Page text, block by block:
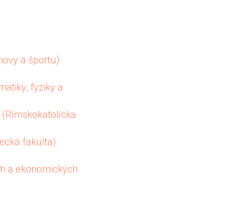
a športu)
fyziky a
(Rímskokatolícka
fakulta)
a ekonomických